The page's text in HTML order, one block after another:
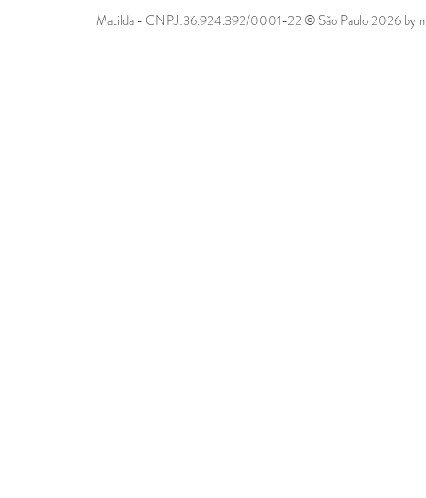
Matilda - CNPJ:36.924.392/0001-22 © São Paulo 2026 by